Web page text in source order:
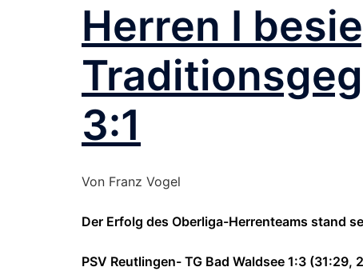
Herren I
3:1
Von Franz Vogel
Der Erfolg des Oberliga-Herrenteams stand
PSV Reutlingen- TG Bad Waldsee 1:3 (31:29,